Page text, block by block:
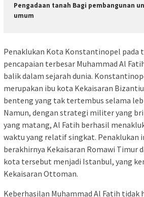
Pengadaan tanah Bagi pembangunan
umum
Penaklukan Kota Konstantinopel pada
pencapaian terbesar Muhammad Al
balik dalam sejarah dunia.
merupakan ibu kota Kekaisaran
benteng yang tak tertembus selama
Namun, dengan strategi militer yang
yang matang, Al Fatih berhasil
waktu yang relatif singkat. Penaklukan
berakhirnya Kekaisaran Romawi Timur
kota tersebut menjadi Istanbul, yang
Kekaisaran Ottoman.
Keberhasilan Muhammad Al Fatih tidak